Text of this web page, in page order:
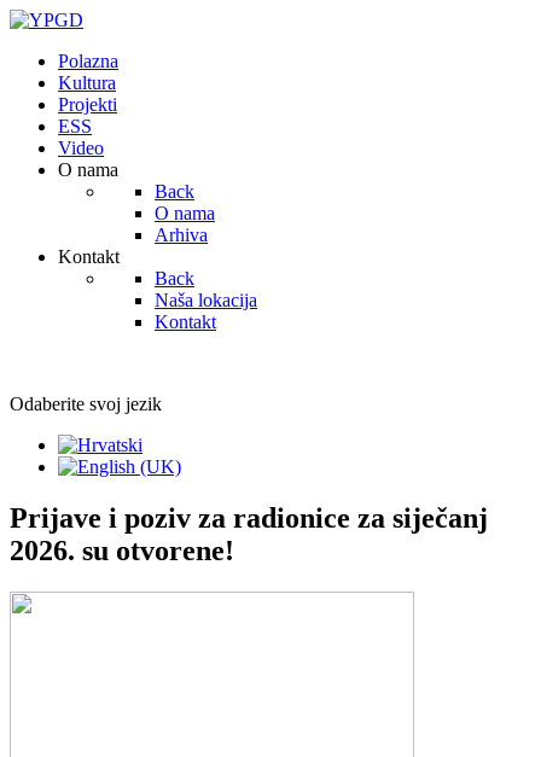
Polazna
Kultura
Projekti
ESS
Video
O nama
Back
O nama
Arhiva
Kontakt
Back
Naša lokacija
Kontakt
Odaberite svoj jezik
Prijave i poziv za radionice za siječanj
2026. su otvorene!